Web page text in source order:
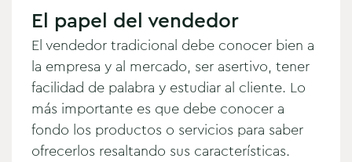
El papel del vendedor
El vendedor tradicional debe conocer bien a
la empresa y al mercado, ser asertivo, tener
facilidad de palabra y estudiar al cliente. Lo
más importante es que debe conocer a
fondo los productos o servicios para saber
ofrecerlos resaltando sus características.